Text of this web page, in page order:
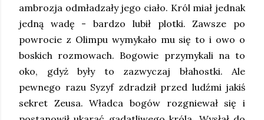
ambrozja odmładzały jego ciało. Król miał jednak
jedną wadę - bardzo lubił plotki. Zawsze po
powrocie z Olimpu wymykało mu się to i owo o
boskich rozmowach. Bogowie przymykali na to
oko, gdyż były to zazwyczaj błahostki. Ale
pewnego razu Syzyf zdradził przed ludźmi jakiś
sekret Zeusa. Władca bogów rozgniewał się i